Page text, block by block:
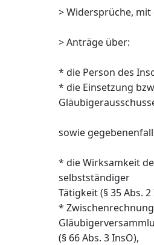
> Widersprüche,
> Anträge über:
* die Person des
* die Einsetzung
sowie
* die Wirksamkeit
selbstständiger
Tätigkeit (§ 35 Abs. 2
*
(§ 66 Abs. 3 InsO),